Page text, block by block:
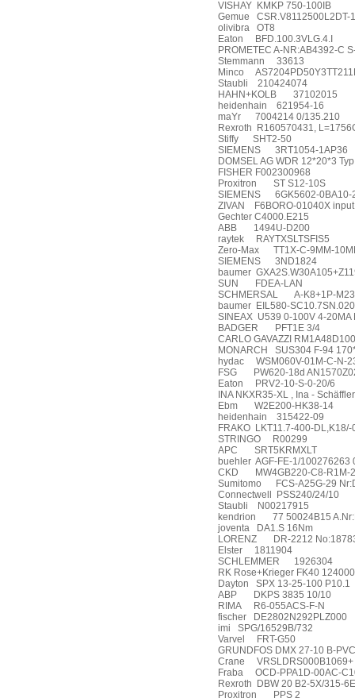
VISHAY KMKP 750-100IB
Gemue
CSR.V8112500L2DT-
olivibra
OT8
Eaton
BFD.100.3VLG.4.I
PROMETEC A-NR:AB4392-C
Stemmann
33613
Minco
Staubli
210424074
HAHN+KOLB
37102015
heidenhain
621954-16
maYr
7004214 0/135.210
Rexroth
R160570431,
Stiffy
SHT2-50
SIEMENS
3RT1054-1AP36
DOMSEL AG WDR 12*20*3
FISHER F002300968
Proxitron
ST S12-10S
SIEMENS
6GK5602-0BA10-
ZIVAN
F6BORO-01040X
Gechter C4000.E215
ABB
1494U-D200
raytek
RAYTXSLTSFIS5
Zero-Max
TT1X-C-9MM-
SIEMENS
3ND1824
baumer
SUN
FDEA-LAN
SCHMERSAL
A-K8+1P-
baumer EIL580-
SINEAX U539 0-100V 4-
BADGER
PFT1E 3/4
CARLO GAVAZZI RM1A48D100
MONARCH
SUS304 F-94
hydac
WSM060V-01M-C-N-
FSG
PW620-18d
Eaton
PRV2-10-S-0-20/6
INA NKXR35-XL , Ina - Schäffler
Ebm
W2E200-HK38-14
heidenhain
315422-09
FRAKO LKT11.7-400-DL,K18/-
STRINGO
R00299
APC
SRT5KRMXLT
buehler AGF-FE-1/100276263
CKD
MW4GB220-C8-R1M-
Sumitomo
FCS-A25G-29
Connectwell
PSS240/24/10
Staubli
N00217915
kendrion
77 50024B15
joventa
DA1.S 16Nm
LORENZ
DR-2212
Elster
1811904
SCHLEMMER
1926304
RK Rose+Krieger FK40
Dayton
SPX 13-25-100 P10.1
ABP
DKPS 3835 10/10
RIMA
R6-055ACS-F-N
fischer
DE2802N292PLZ000
imi
SPG/16529B/732
Varvel
FRT-G50
GRUNDFOS DMX 27-10 B-
Crane
Fraba
OCD-PPA1D-00AC-
Rexroth
DBW 20 B2-5X/315-
Proxitron
PPS 2